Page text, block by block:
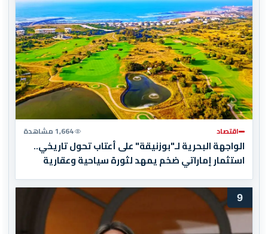
اقتصاد 1,664 مشاهدة
الواجهة البحرية لـ"بوزنيقة" على أعتاب تحول تاريخي..
استثمار إماراتي ضخم يمهد لثورة سياحية وعقارية
9